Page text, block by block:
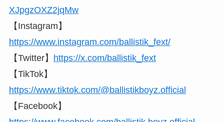
XJpgzOXZ2jqMw
【Instagram】
https://www.instagram.com/ballistik_fext/
【Twitter】
https://x.com/ballistik_fext
【TikTok】
https://www.tiktok.com/@ballistikboyz.official
【Facebook】